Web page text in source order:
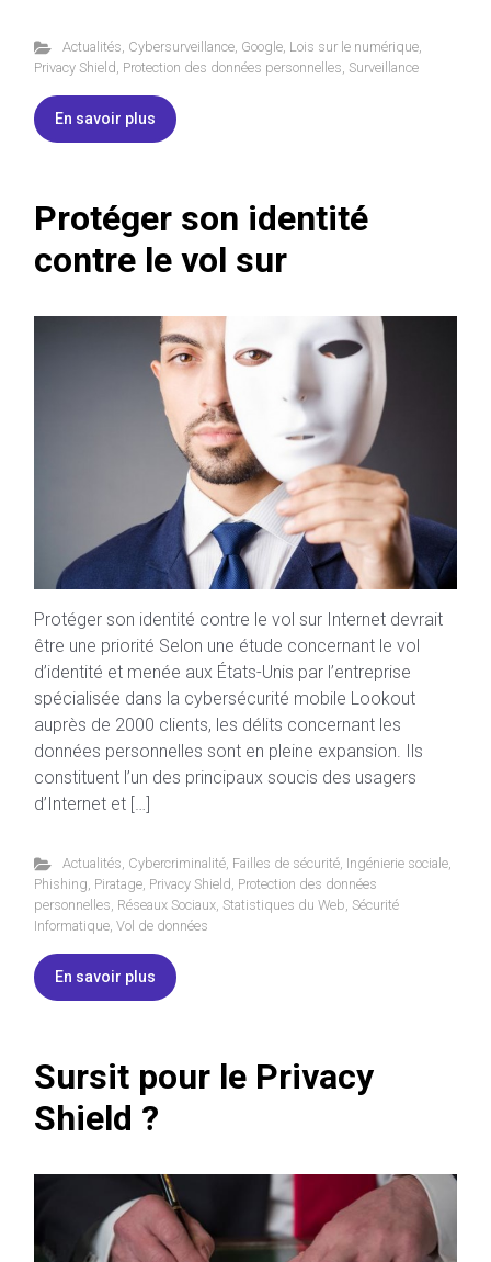
Actualités, Cybersurveillance, Google, Lois sur le numérique,
Privacy Shield, Protection des données personnelles, Surveillance
En savoir plus
Protéger son identité
contre le vol sur
Protéger son identité contre le vol sur Internet devrait
être une priorité Selon une étude concernant le vol
d’identité et menée aux États-Unis par l’entreprise
spécialisée dans la cybersécurité mobile Lookout
auprès de 2000 clients, les délits concernant les
données personnelles sont en pleine expansion. Ils
constituent l’un des principaux soucis des usagers
d’Internet et […]
Actualités, Cybercriminalité, Failles de sécurité, Ingénierie sociale,
Phishing, Piratage, Privacy Shield, Protection des données
personnelles, Réseaux Sociaux, Statistiques du Web, Sécurité
Informatique, Vol de données
En savoir plus
Sursit pour le Privacy
Shield ?